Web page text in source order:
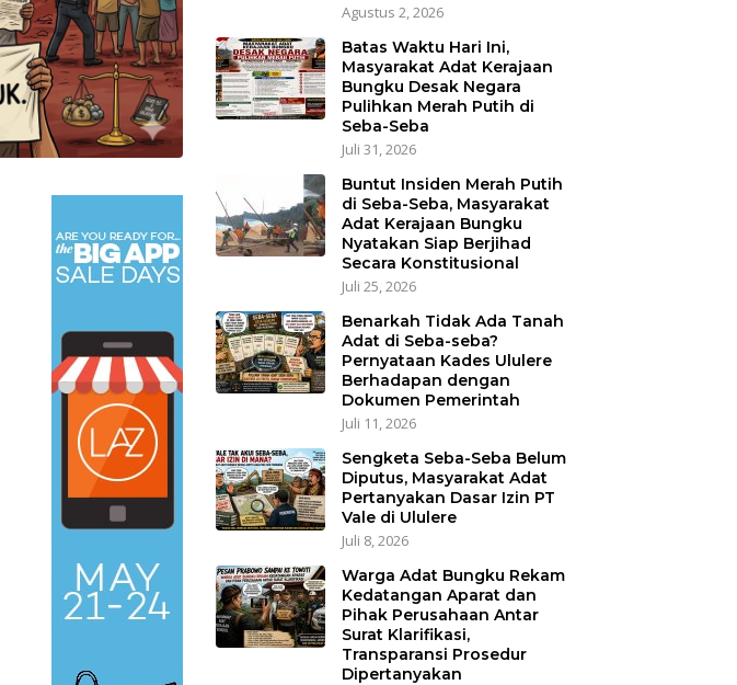
Agustus 2, 2026
Batas Waktu Hari Ini,
Masyarakat Adat Kerajaan
Bungku Desak Negara
Pulihkan Merah Putih di
Seba-Seba
Juli 31, 2026
Buntut Insiden Merah Putih
di Seba-Seba, Masyarakat
Adat Kerajaan Bungku
Nyatakan Siap Berjihad
Secara Konstitusional
Juli 25, 2026
Benarkah Tidak Ada Tanah
Adat di Seba-seba?
Pernyataan Kades Ululere
Berhadapan dengan
Dokumen Pemerintah
Juli 11, 2026
Sengketa Seba-Seba Belum
Diputus, Masyarakat Adat
Pertanyakan Dasar Izin PT
Vale di Ululere
Juli 8, 2026
Warga Adat Bungku Rekam
Kedatangan Aparat dan
Pihak Perusahaan Antar
Surat Klarifikasi,
Transparansi Prosedur
Dipertanyakan